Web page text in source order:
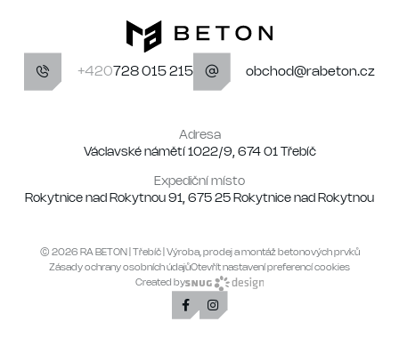
+420 728 015 215 obchod@rabeton.cz
Adresa
Václavské námětí 1022/9, 674 01 Třebíč
Expediční místo
Rokytnice nad Rokytnou 91, 675 25 Rokytnice nad Rokytnou
© 2026 RA BETON | Třebíč | Výroba, prodej a montáž betonových prvků
Zásady ochrany osobních údajůOtevřít nastavení preferencí cookies
Created by